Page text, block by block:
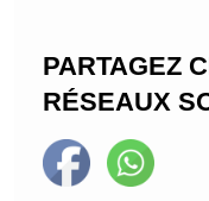
PARTAGEZ
RÉSEAUX